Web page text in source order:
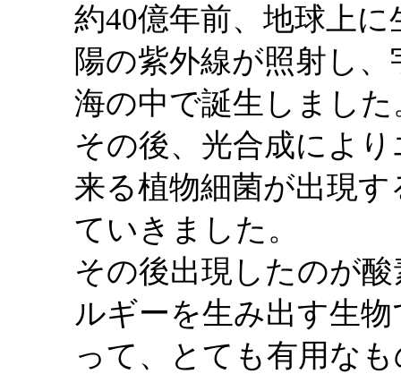
約40億年前、地球上
陽の紫外線が照射し
海の中で誕生しました
その後、光合成によ
来る植物細菌が出現
ていきました。
その後出現したのが
ルギーを生み出す生
って、とても有用な